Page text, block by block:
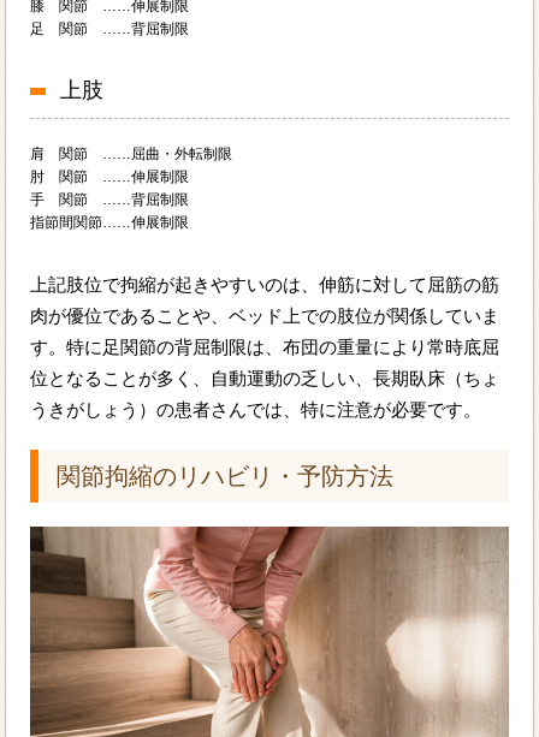
膝 関節 ……伸展制限
足 関節 ……背屈制限
上肢
肩 関節 ……屈曲・外転制限
肘 関節 ……伸展制限
手 関節 ……背屈制限
指節間関節……伸展制限
上記肢位で拘縮が起きやすいのは、伸筋に対して屈筋の筋
肉が優位であることや、ベッド上での肢位が関係していま
す。特に足関節の背屈制限は、布団の重量により常時底屈
位となることが多く、自動運動の乏しい、長期臥床（ちょ
うきがしょう）の患者さんでは、特に注意が必要です。
関節拘縮のリハビリ・予防方法